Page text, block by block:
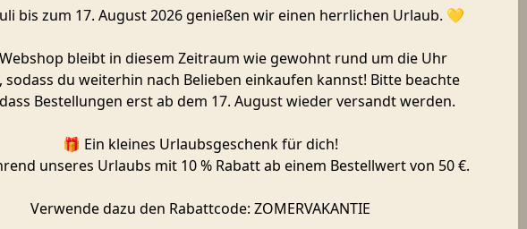
bis zum 17. August 2026 genießen wir einen herrlichen Urlaub. 💛
bleibt in diesem Zeitraum wie gewohnt rund um die Uhr
sodass du weiterhin nach Belieben einkaufen kannst! Bitte beachte
Bestellungen erst ab dem 17. August wieder versandt werden.
🎁 Ein kleines Urlaubsgeschenk für dich!
unseres Urlaubs mit 10 % Rabatt ab einem Bestellwert von 50 €.
Verwende dazu den Rabattcode: ZOMERVAKANTIE